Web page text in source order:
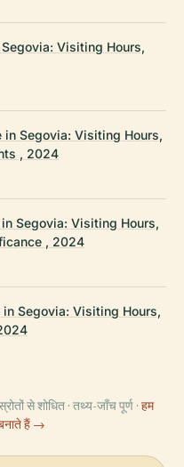
Visiting Hours,
in Segovia: Visiting Hours,
, 2024
Segovia: Visiting Hours,
, 2024
in Segovia: Visiting Hours,
से शोधित · तथ्य-जाँच पूर्ण · हम
हैं →